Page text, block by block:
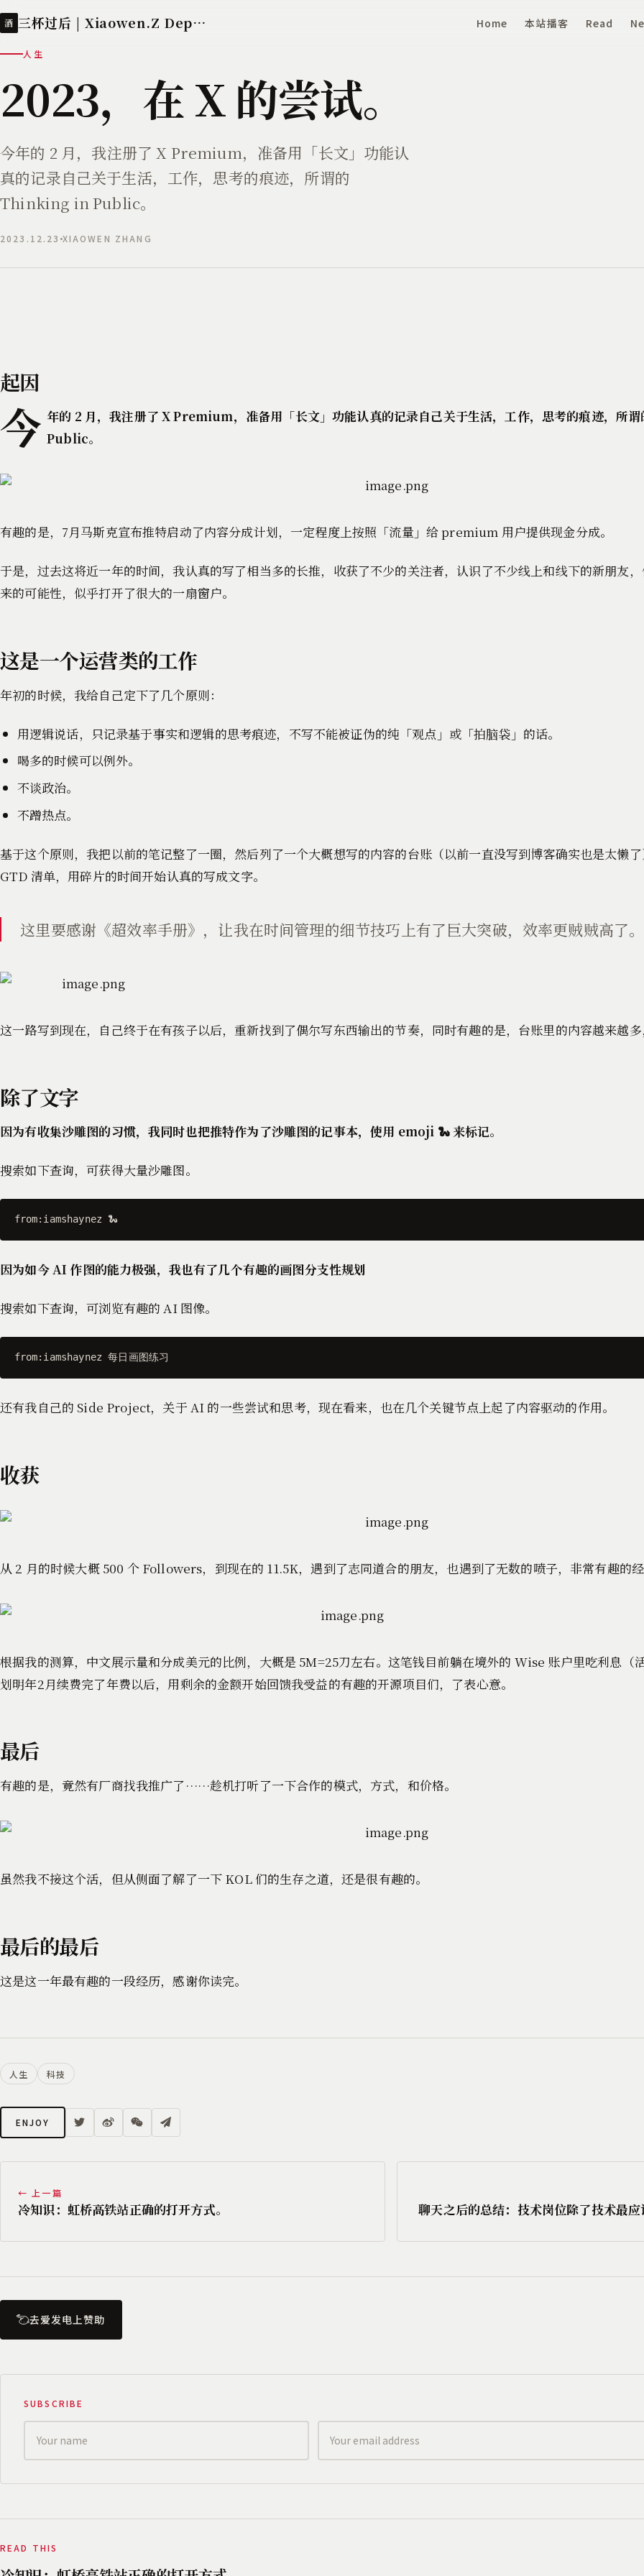
酒 三杯过后 | Xiaowen.Z Deployed Home 本站播客 Read
人生
2023，在 X 的尝试。
今年的 2 月，我注册了 X Premium，准备用「长文」功能认
真的记录自己关于生活，工作，思考的痕迹，所谓的
Thinking in Public。
2023.12.23 XIAOWEN ZHANG
起因
今 年的 2 月，我注册了 X Premium，准备用「长文」功能认真的记录自己关于生活，工作，思考的痕迹，
Public。
有趣的是，7月马斯克宣布推特启动了内容分成计划，一定程度上按照「流量」给 premium 用户提供现金分成。
于是，过去这将近一年的时间，我认真的写了相当多的长推，收获了不少的关注者，认识了不少线上和线下的新朋友
来的可能性，似乎打开了很大的一扇窗户。
这是一个运营类的工作
年初的时候，我给自己定下了几个原则：
用逻辑说话，只记录基于事实和逻辑的思考痕迹，不写不能被证伪的纯「观点」或「拍脑袋」的话。
喝多的时候可以例外。
不谈政治。
不蹭热点。
基于这个原则，我把以前的笔记整了一圈，然后列了一个大概想写的内容的台账（以前一直没写到博客确实也是太懒
GTD 清单，用碎片的时间开始认真的写成文字。
这里要感谢《超效率手册》，让我在时间管理的细节技巧上有了巨大突破，效率更贼贼高了。
这一路写到现在，自己终于在有孩子以后，重新找到了偶尔写东西输出的节奏，同时有趣的是，台账里的内容越来越
除了文字
因为有收集沙雕图的习惯，我同时也把推特作为了沙雕图的记事本，使用 emoji 🐍 来标记。
搜索如下查询，可获得大量沙雕图。
from:iamshaynez 🐍
因为如今 AI 作图的能力极强，我也有了几个有趣的画图分支性规划
搜索如下查询，可浏览有趣的 AI 图像。
from:iamshaynez 每日画图练习
还有我自己的 Side Project，关于 AI 的一些尝试和思考，现在看来，也在几个关键节点上起了内容驱动的作用。
收获
从 2 月的时候大概 500 个 Followers，到现在的 11.5K，遇到了志同道合的朋友，也遇到了无数的喷子，非常有趣的
根据我的测算，中文展示量和分成美元的比例，大概是 5M=25刀左右。这笔钱目前躺在境外的 Wise 账户里吃利息（
划明年2月续费完了年费以后，用剩余的金额开始回馈我受益的有趣的开源项目们，了表心意。
最后
有趣的是，竟然有厂商找我推广了……趁机打听了一下合作的模式，方式，和价格。
虽然我不接这个活，但从侧面了解了一下 KOL 们的生存之道，还是很有趣的。
最后的最后
这是这一年最有趣的一段经历，感谢你读完。
人生 科技
ENJOY
← 上一篇
冷知识：虹桥高铁站正确的打开方式。 聊天之后的总结：技术岗位除了技术最
去爱发电上赞助
SUBSCRIBE
READ THIS